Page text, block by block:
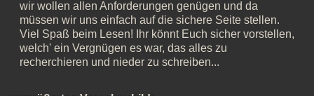
wir wollen allen Anforderungen genügen und da
müssen wir uns einfach auf die sichere Seite stellen.
Viel Spaß beim Lesen! Ihr könnt Euch sicher vorstellen,
welch' ein Vergnügen es war, das alles zu
recherchieren und nieder zu schreiben...